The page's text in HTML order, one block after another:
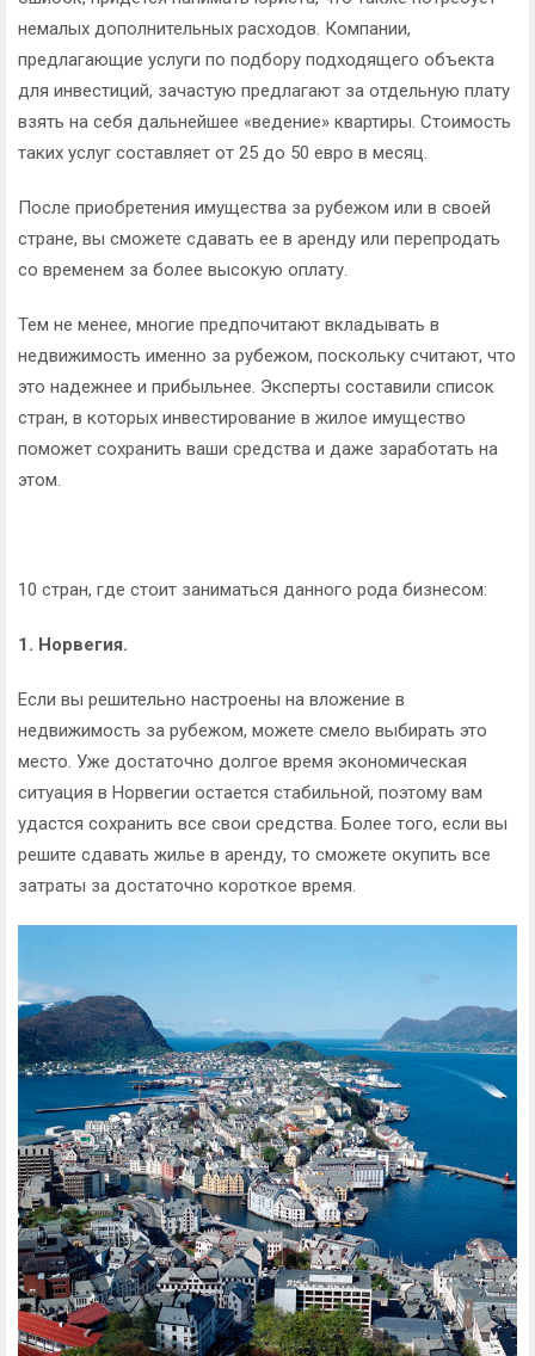
немалых дополнительных расходов. Компании,
предлагающие услуги по подбору подходящего объекта
для инвестиций, зачастую предлагают за отдельную плату
взять на себя дальнейшее «ведение» квартиры. Стоимость
таких услуг составляет от 25 до 50 евро в месяц.
После приобретения имущества за рубежом или в своей
стране, вы сможете сдавать ее в аренду или перепродать
со временем за более высокую оплату.
Тем не менее, многие предпочитают вкладывать в
недвижимость именно за рубежом, поскольку считают, что
это надежнее и прибыльнее. Эксперты составили список
стран, в которых инвестирование в жилое имущество
поможет сохранить ваши средства и даже заработать на
этом.
10 стран, где стоит заниматься данного рода бизнесом:
1. Норвегия.
Если вы решительно настроены на вложение в
недвижимость за рубежом, можете смело выбирать это
место. Уже достаточно долгое время экономическая
ситуация в Норвегии остается стабильной, поэтому вам
удастся сохранить все свои средства. Более того, если вы
решите сдавать жилье в аренду, то сможете окупить все
затраты за достаточно короткое время.